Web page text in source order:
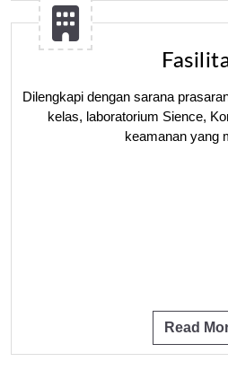
Dilengkapi dengan sarana
kelas, laboratorium Sience,
keamanan yang
Read